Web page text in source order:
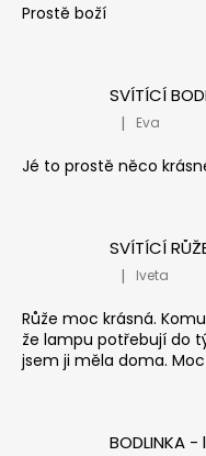
Prostě boží
SVÍTÍCÍ
Hodnocení
| Eva
Jé to prostě něco
SVÍTÍCÍ
Hodnocení
| Iveta
Růže moc krásná.
že lampu potřebují do
jsem ji měla doma.
BODLINKA